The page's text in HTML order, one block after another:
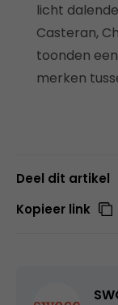
licht
Casteran,
toonden
merken
Deel dit artikel
Kopieer link